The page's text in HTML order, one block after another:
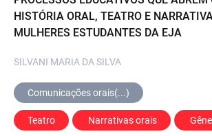
HISTÓRIA ORAL, TEATRO E
MULHERES ESTUDANTES DA EJA
SILVANI MARIA DA SILVA
Comunicações orais(...)
Teatro Narrativas orais